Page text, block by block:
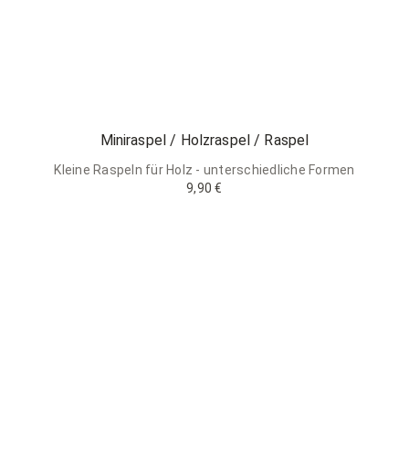
Miniraspel / Holzraspel / Raspel
Kleine Raspeln für Holz - unterschiedliche Formen
9,90 €